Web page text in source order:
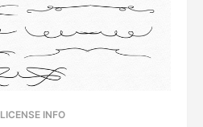
LICENSE INFO